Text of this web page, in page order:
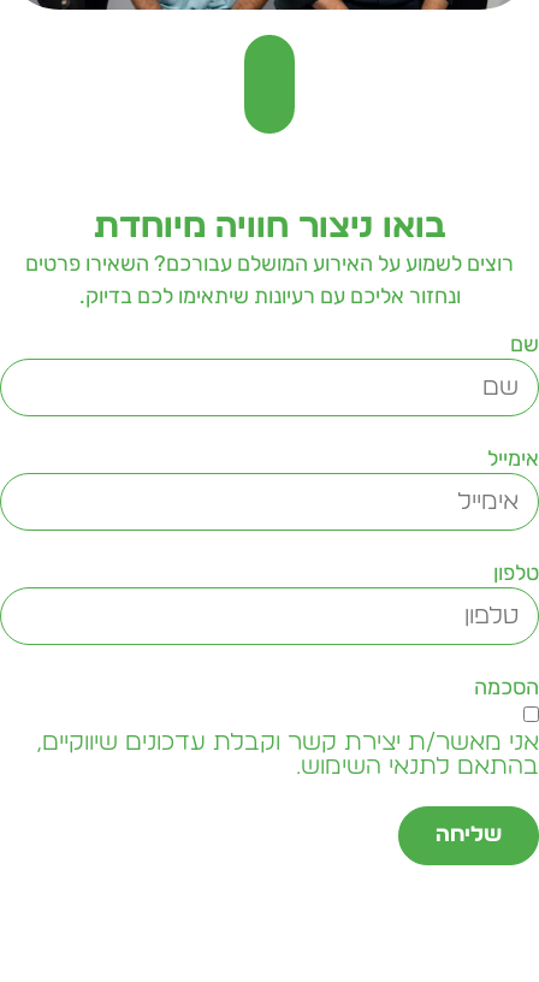
בואו ניצור חוויה מיוחדת
רוצים לשמוע על האירוע המושלם עבורכם? השאירו פרטים
ונחזור אליכם עם רעיונות שיתאימו לכם בדיוק.
מאשר/ת יצירת קשר וקבלת עדכונים שיווקיים,
לתנאי השימוש.
שליחה